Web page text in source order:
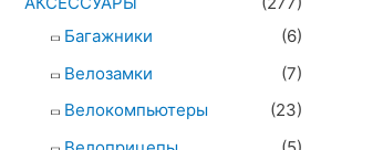
Багажники
(6)
Велозамки
(7)
Велокомпьютеры
(23)